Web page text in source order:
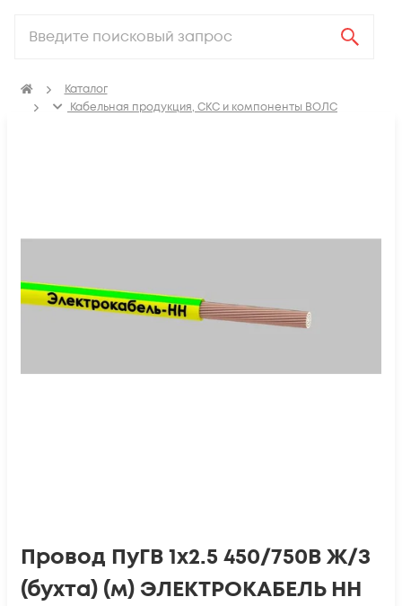
Каталог
Кабельная продукция, СКС и компоненты ВОЛС
Провод ПуГВ 1х2.5 450/750В Ж/З
(бухта) (м) ЭЛЕКТРОКАБЕЛЬ НН